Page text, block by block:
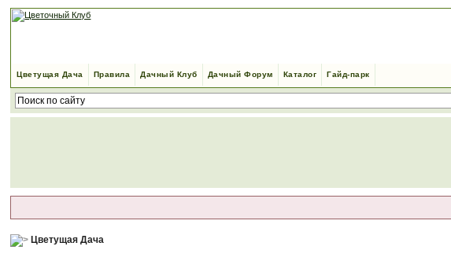
Цветущая Дача Правила Дачный Клуб Дачный Форум Каталог Гайд-парк
Цветущая Дача